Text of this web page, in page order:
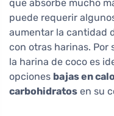
que absorbe mucho
puede requerir
aumentar la cantidad
con otras harinas.
la harina de coco es
opciones bajas en
carbohidratos en su